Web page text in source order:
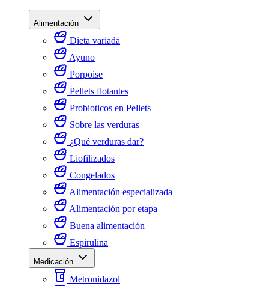
Alimentación
Dieta variada
Ayuno
Porpoise
Pellets flotantes
Probioticos en Pellets
Sobre las verduras
¿Qué verduras dar?
Liofilizados
Congelados
Alimentación especializada
Alimentación por etapa
Buena alimentación
Espirulina
Medicación
Metronidazol